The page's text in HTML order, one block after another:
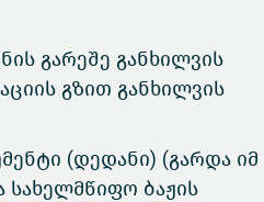
გარეშე განხილვის
გზით განხილვის
(დედანი) (გარდა იმ
სახელმწიფო ბაჟის